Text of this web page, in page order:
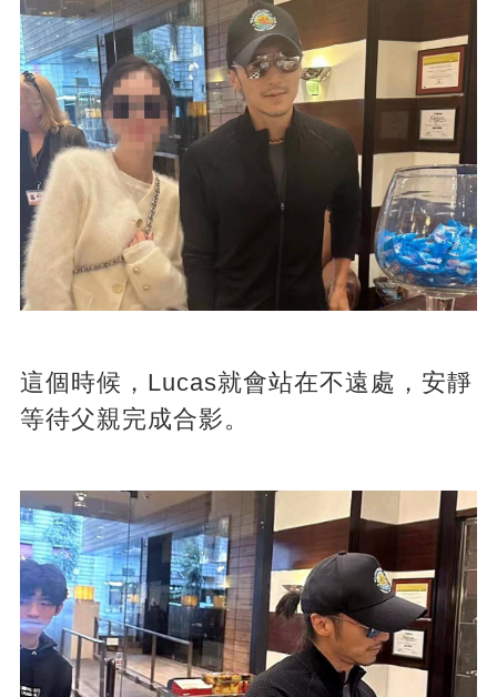
這個時候，Lucas就會站在不遠處，安靜
等待父親完成合影。